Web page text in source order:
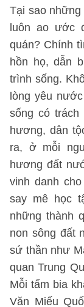
Tại sao
luôn ao ước
quán? Chính
hồn họ, dẫn
trình sống.
lòng yêu
sống có
hương, dân
ra, ở mỗi
hương đất
vinh danh
say mê học
những thành
non sông đất
sứ thần như
quan Trung
Mỗi tấm bia
Văn Miếu